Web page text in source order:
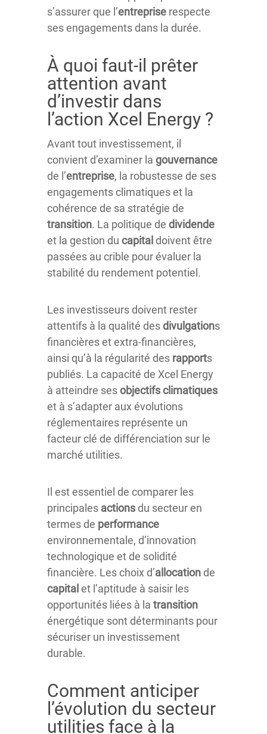
s’assurer que l’entreprise respecte
ses engagements dans la durée.
À quoi faut-il prêter
attention avant
d’investir dans
l’action Xcel Energy ?
Avant tout investissement, il
convient d’examiner la gouvernance
de l’entreprise, la robustesse de ses
engagements climatiques et la
cohérence de sa stratégie de
transition. La politique de dividende
et la gestion du capital doivent être
passées au crible pour évaluer la
stabilité du rendement potentiel.
Les investisseurs doivent rester
attentifs à la qualité desdivulgations
financières et extra-financières,
ainsi qu’à la régularité des rapports
publiés. La capacité de Xcel Energy
à atteindre sesobjectifs climatiques
et à s’adapter aux évolutions
réglementaires représente un
facteur clé de différenciation sur le
marché utilities.
Il est essentiel de comparer les
principales actions du secteur en
termes de performance
environnementale, d’innovation
technologique et de solidité
financière. Les choix d’allocation de
capital et l’aptitude à saisir les
opportunités liées à la transition
énergétique sont déterminants pour
sécuriser un investissement
durable.
Comment anticiper
l’évolution du secteur
utilities face à la